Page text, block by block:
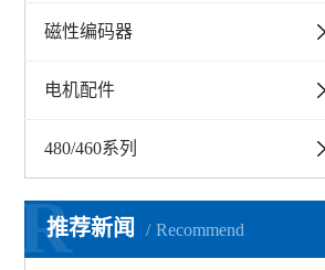
磁性编码器
电机配件
480/460系列
推荐新闻 Recommend
R